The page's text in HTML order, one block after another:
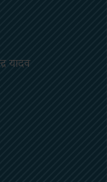
यादव